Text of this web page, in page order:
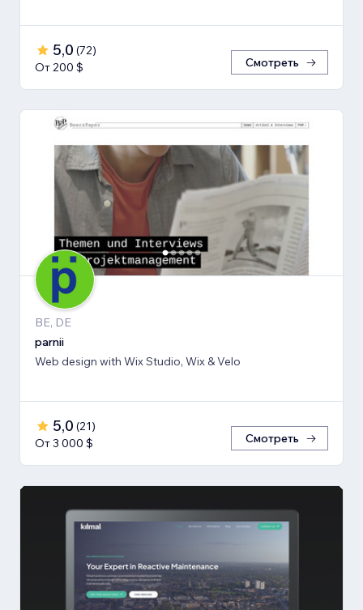
5,0 (72)
От 200 $
Смотреть
BE, DE
parnii
Web design with Wix Studio, Wix & Velo
5,0 (21)
От 3 000 $
Смотреть